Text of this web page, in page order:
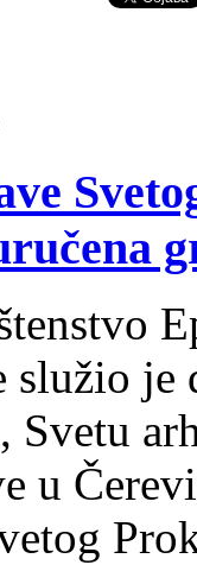
je
Svetu
u